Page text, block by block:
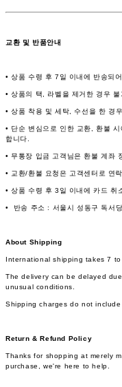
교환 및 반품안내
• 상품 수령 후 7일 이내에 반송되
• 상품의 택, 라벨을 제거한 경우 불
• 상품 착용 및 세탁, 수선을 한 경
• 단순 변심으로 인한 교환, 환불
합니다.
• 무통장 입금 고객님은 환불 계좌
• 교환/환불 요청은 고객센터로 연
• 상품 수령 후 3일 이내에 카드 취
• 반송 주소 : 서울시 성동구 독서
About Shipping
International shipping takes 7 to
The delivery can be delayed
unusual conditions.
Shipping charges do not
Return & Refund Policy
Thanks for shopping at merely
purchase, we're here to help.